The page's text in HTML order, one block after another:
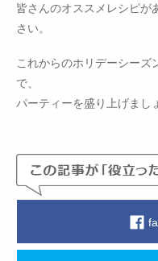
皆さんのオススメレシピが
さい。
これからのホリデーシーズ
で、
パーティーを盛り上げまし